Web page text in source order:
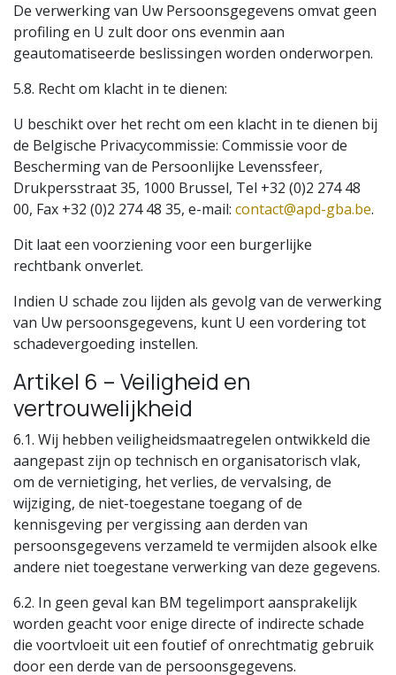
De verwerking van Uw Persoonsgegevens omvat geen
profiling en U zult door ons evenmin aan
geautomatiseerde beslissingen worden onderworpen.
5.8. Recht om klacht in te dienen:
U beschikt over het recht om een klacht in te dienen bij
de Belgische Privacycommissie: Commissie voor de
Bescherming van de Persoonlijke Levenssfeer,
Drukpersstraat 35, 1000 Brussel, Tel +32 (0)2 274 48
00, Fax +32 (0)2 274 48 35, e-mail: contact@apd-gba.be.
Dit laat een voorziening voor een burgerlijke
rechtbank onverlet.
Indien U schade zou lijden als gevolg van de verwerking
van Uw persoonsgegevens, kunt U een vordering tot
schadevergoeding instellen.
Artikel 6 – Veiligheid en
vertrouwelijkheid
6.1. Wij hebben veiligheidsmaatregelen ontwikkeld die
aangepast zijn op technisch en organisatorisch vlak,
om de vernietiging, het verlies, de vervalsing, de
wijziging, de niet-toegestane toegang of de
kennisgeving per vergissing aan derden van
persoonsgegevens verzameld te vermijden alsook elke
andere niet toegestane verwerking van deze gegevens.
6.2. In geen geval kan BM tegelimport aansprakelijk
worden geacht voor enige directe of indirecte schade
die voortvloeit uit een foutief of onrechtmatig gebruik
door een derde van de persoonsgegevens.